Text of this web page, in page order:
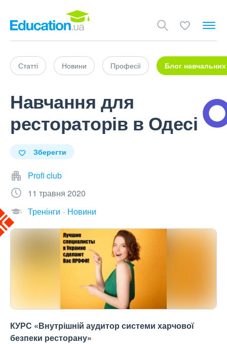
Статті Новини Професії Блог навчальних
Навчання для
рестораторів в Одесі
Зберегти
Profi club
11 травня 2020
Тренінги
Новини
КУРС «Внутрішній аудитор системи харчової
безпеки ресторану»